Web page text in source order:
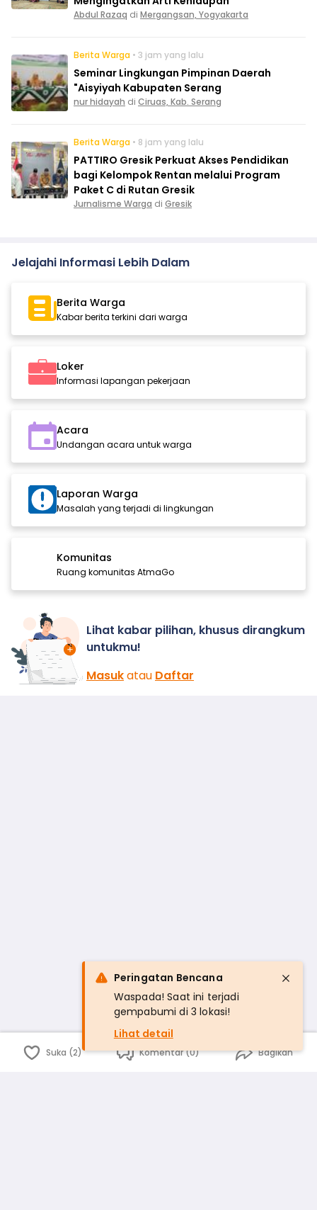
Abdul Razaq di Mergangsan, Yogyakarta
Berita Warga • 3 jam yang lalu
Seminar Lingkungan Pimpinan Daerah
"Aisyiyah Kabupaten Serang
nur hidayah di Ciruas, Kab. Serang
Berita Warga • 8 jam yang lalu
PATTIRO Gresik Perkuat Akses Pendidikan
bagi Kelompok Rentan melalui Program
Paket C di Rutan Gresik
Jurnalisme Warga di Gresik
Jelajahi Informasi Lebih Dalam
Berita Warga
Kabar berita terkini dari warga
Loker
Informasi lapangan pekerjaan
Acara
Undangan acara untuk warga
Laporan Warga
Masalah yang terjadi di lingkungan
Komunitas
Ruang komunitas AtmaGo
Lihat kabar pilihan, khusus dirangkum
untukmu!
Masukatau Daftar
Suka (2) Komentar (0) Bagikan
Peringatan Bencana
Waspada! Saat ini terjadi
gempabumi di 3 lokasi!
Lihat detail